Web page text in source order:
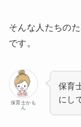
そんな人たちの
です。
保育士かも
ん
保育
にし